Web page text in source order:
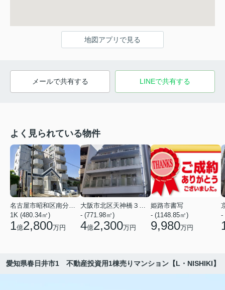
地図アプリで見る
メールで共有する LINEで共有する
よく見られている物件
1K (480.34㎡)
1億2,800万円
- (771.98㎡)
4億2,300万円
姫路市書写
- (1148.85㎡)
9,980万円
-
愛知県春日井市1 不動産投資用1棟売りマンション【L・NISHIKI】